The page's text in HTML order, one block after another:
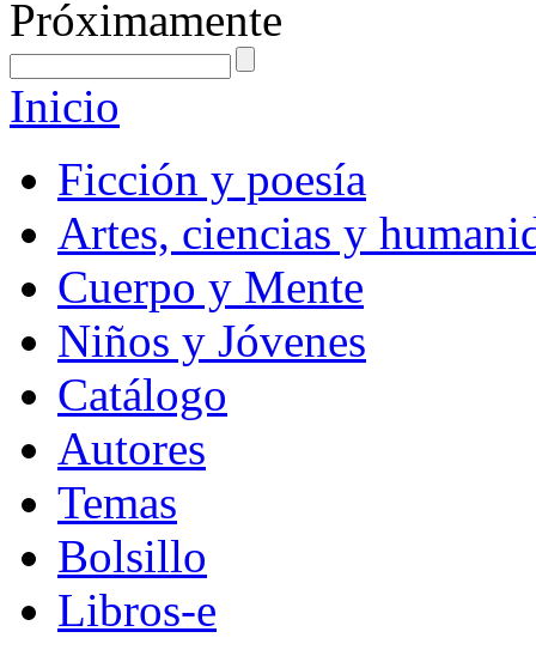
Próximamente
Inicio
Ficción y poesía
Artes, ciencias y
Cuerpo y Mente
Niños y Jóvenes
Catálogo
Autores
Temas
Bolsillo
Libros-e